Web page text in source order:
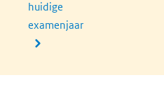
huidige
examenjaar